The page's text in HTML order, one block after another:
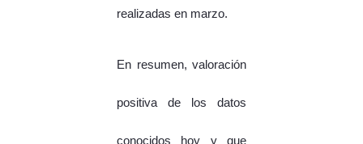
realizadas en marzo.
En resumen, valoración
positiva de los datos
conocidos hoy y que